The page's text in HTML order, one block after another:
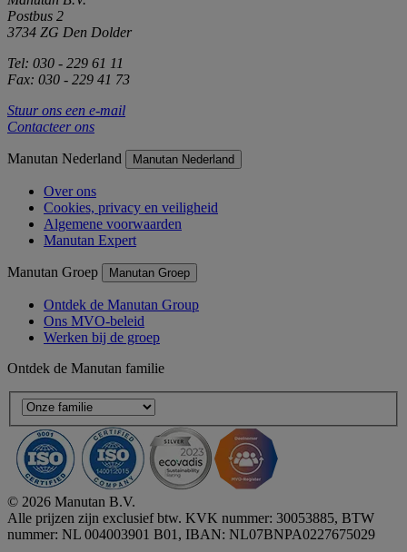
Postbus 2
3734 ZG Den Dolder
Tel: 030 - 229 61 11
Fax: 030 - 229 41 73
Stuur ons een e-mail
Contacteer ons
Manutan Nederland Manutan Nederland
Over ons
Cookies, privacy en veiligheid
Algemene voorwaarden
Manutan Expert
Manutan Groep Manutan Groep
Ontdek de Manutan Group
Ons MVO-beleid
Werken bij de groep
Ontdek de Manutan familie
© 2026 Manutan B.V.
Alle prijzen zijn exclusief btw. KVK nummer: 30053885, BTW
nummer: NL 004003901 B01, IBAN: NL07BNPA0227675029